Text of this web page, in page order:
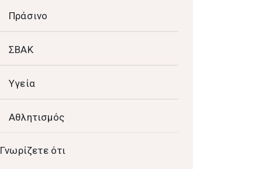
Πράσινο
ΣΒΑΚ
Υγεία
Αθλητισμός
Γνωρίζετε ότι